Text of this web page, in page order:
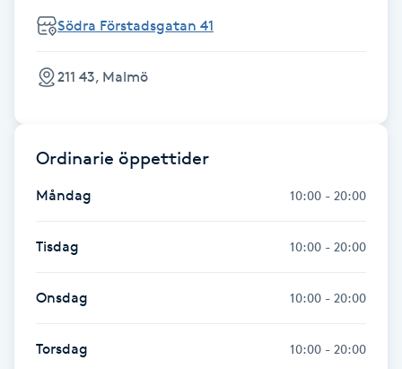
Kinesiologi
Kinesisk medicin
Kiropraktik
Klippning
Klippning & Slingor
Klippning ungdom
Södra Förstadsgatan 41
211 43, Malmö
Ordinarie öppettider
Måndag 10:00 - 20:00
Tisdag 10:00 - 20:00
Onsdag 10:00 - 20:00
Torsdag 10:00 - 20:00